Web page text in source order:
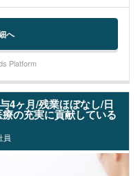
へ
Platform
4ヶ月/残業ほぼなし/日
の充実に貢献している
員